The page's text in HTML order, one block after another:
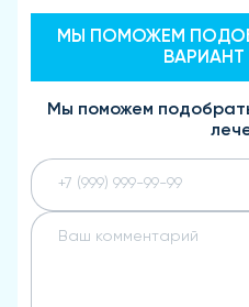
МЫ ПОМОЖЕМ
ВАРИАНТ
Мы поможем